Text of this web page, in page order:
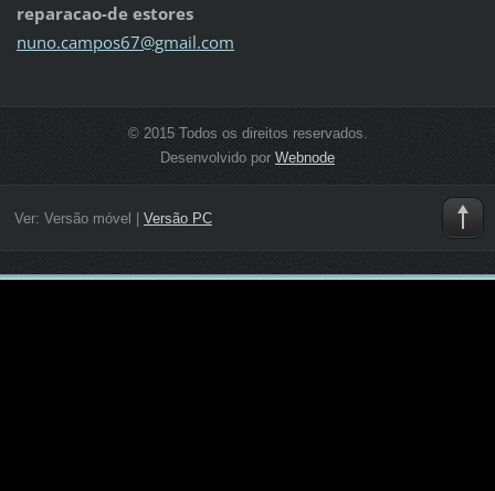
reparacao-de estores
nuno.campos67@gmail.com
© 2015 Todos os direitos reservados.
Desenvolvido por Webnode
Ver: Versão móvel Versão PC